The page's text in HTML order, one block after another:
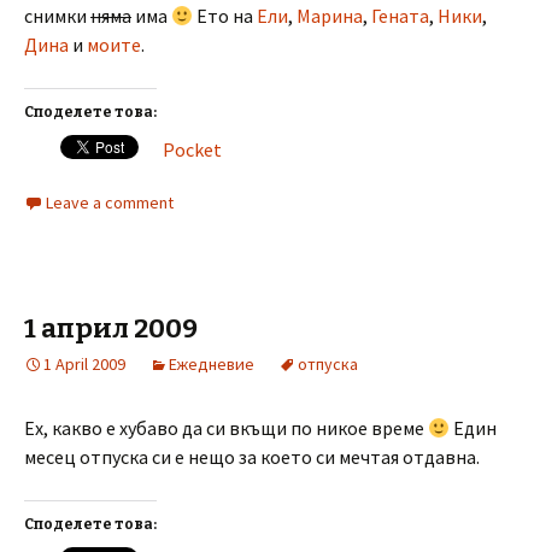
снимки няма има Ето на Ели, Марина, Гената, Ники,
Дина и моите.
Споделете това:
Pocket
Leave a comment
1 април 2009
1 April 2009 Ежедневие отпуска
Ех, какво е хубаво да си вкъщи по никое време
Един
месец отпуска си е нещо за което си мечтая отдавна.
Споделете това: